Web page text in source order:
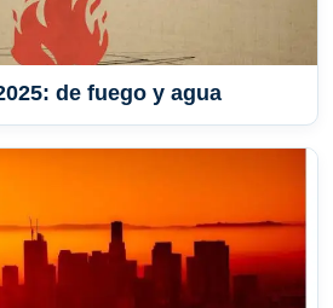
de fuego y agua